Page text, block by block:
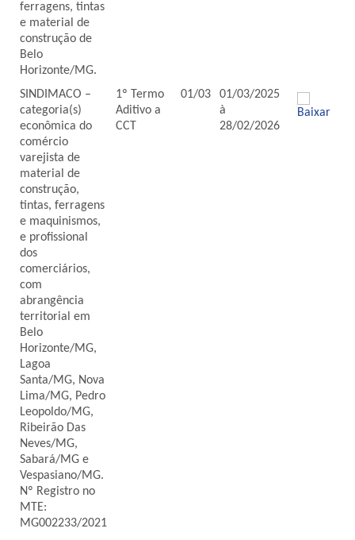
ferragens, tintas
e material de
construção de
Belo
Horizonte/MG.
SINDIMACO –
categoria(s)
econômica do
comércio
varejista de
material de
construção,
tintas, ferragens
e maquinismos,
e profissional
dos
comerciários,
com
abrangência
territorial em
Belo
Horizonte/MG,
Lagoa
Santa/MG, Nova
Lima/MG, Pedro
Leopoldo/MG,
Ribeirão Das
Neves/MG,
Sabará/MG e
Vespasiano/MG.
Nº Registro no
MTE:
MG002233/2021
1º Termo
Aditivo a
CCT
01/03
01/03/2025
à
28/02/2026